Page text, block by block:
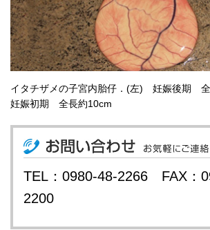
イタチザメの子宮内胎仔．(左) 妊娠後期
妊娠初期 全長約10cm
TEL：0980-48-2266 FAX：
2200